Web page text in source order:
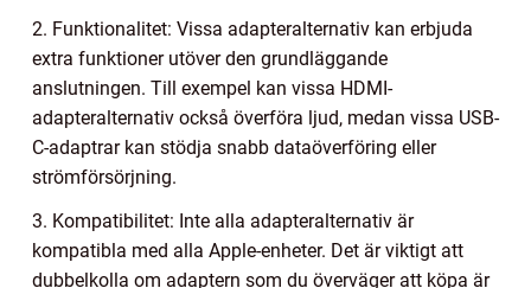
2. Funktionalitet: Vissa adapteralternativ kan erbjuda
extra funktioner utöver den grundläggande
anslutningen. Till exempel kan vissa HDMI-
adapteralternativ också överföra ljud, medan vissa USB-
C-adaptrar kan stödja snabb dataöverföring eller
strömförsörjning.
3. Kompatibilitet: Inte alla adapteralternativ är
kompatibla med alla Apple-enheter. Det är viktigt att
dubbelkolla om adaptern som du överväger att köpa är